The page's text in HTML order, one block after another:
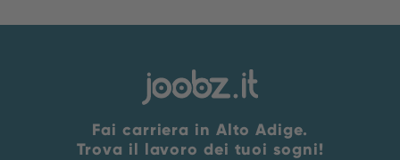
Fai carriera in Alto Adige.
Trova il lavoro dei tuoi sogni!